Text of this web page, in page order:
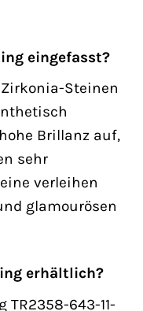
eingefasst?
Steinen
Brillanz auf,
sehr
verleihen
glamourösen
erhältlich?
TR2358-643-11-